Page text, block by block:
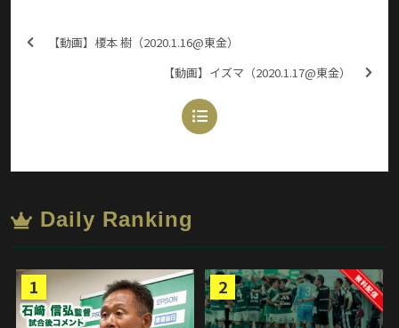
【動画】榎本 樹（2020.1.16@東金）
【動画】イズマ（2020.1.17@東金）
Daily Ranking